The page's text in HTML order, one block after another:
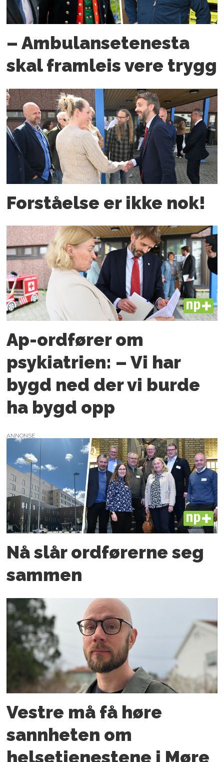
– Ambulanse­tenesta
skal framleis vere trygg
Forståelse er ikke nok!
PLUS
Ap-ordfører om
psykiatrien: – Vi har
bygd ned der vi burde
ha bygd opp
ANNONSE
PLUS
Nå slår ord­førerne seg
sammen
Vestre må få høre
sannheten om
helsetjenestene i Møre